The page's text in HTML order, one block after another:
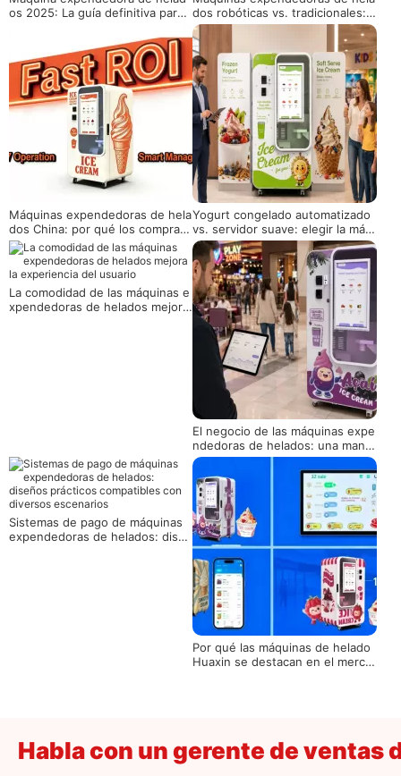
os 2025: La guía definitiva para i
operaciones rentables
dos robóticas vs. tradicionales:
guía de comparación 2026
Máquinas expendedoras de hela
dos China: por qué los comprad
ores globales abastecen máquin
as automatizadas de helados de
China
Yogurt congelado automatizado
vs. servidor suave: elegir la máq
uina adecuada para su negocio
La comodidad de las máquinas e
xpendedoras de helados mejora
El negocio de las máquinas expe
ndedoras de helados: una mane
ra práctica de probar la venta al
por menor de postres sin abrir u
na tienda
Sistemas de pago de máquinas
expendedoras de helados: diseñ
Por qué las máquinas de helado
Huaxin se destacan en el merca
Habla con un gerente de ventas